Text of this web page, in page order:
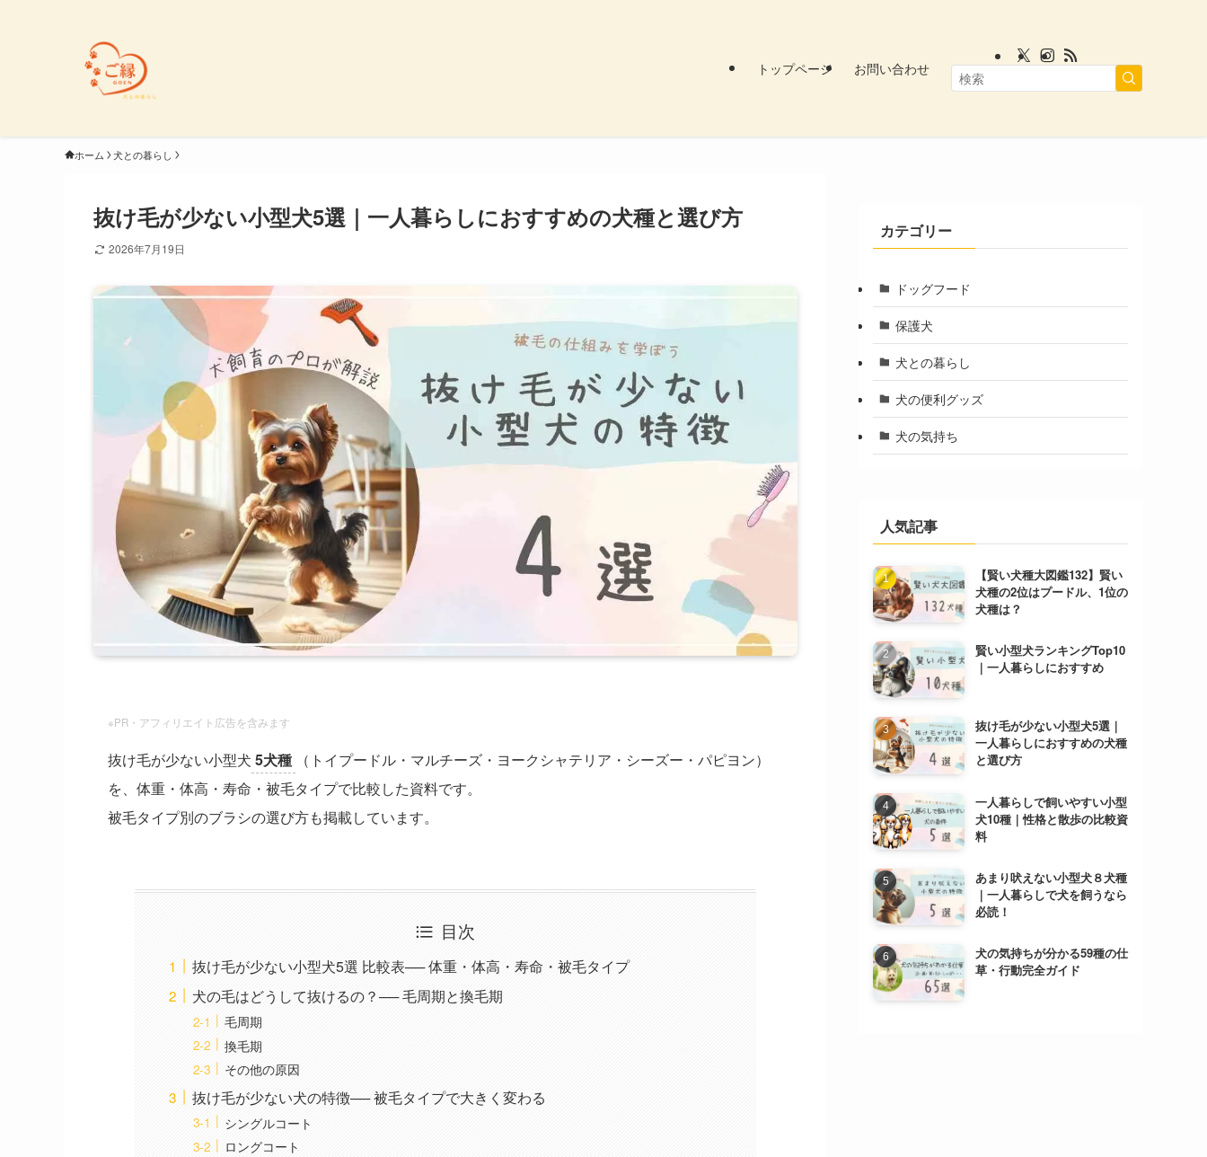
トップページ お問い合わせ
ホーム 犬との暮らし
抜け毛が少ない小型犬5選｜一人暮らしにおすすめの犬種と選び方
2026年7月19日
※PR・アフィリエイト広告を含みます
抜け毛が少ない小型犬 5犬種
（トイプードル・マルチーズ・ヨークシャテリア・シーズー・パピヨン）
を、体重・体高・寿命・被毛タイプで比較した資料です。
被毛タイプ別のブラシの選び方も掲載しています。
目次
抜け毛が少ない小型犬5選 比較表── 体重・体高・寿命・被毛タイプ
犬の毛はどうして抜けるの？── 毛周期と換毛期
毛周期
換毛期
その他の原因
抜け毛が少ない犬の特徴── 被毛タイプで大きく変わる
シングルコート
ロングコート
カテゴリー
ドッグフード
保護犬
犬との暮らし
犬の便利グッズ
犬の気持ち
人気記事
【賢い犬種大図鑑132】賢い
犬種の2位はプードル、1位の
犬種は？
賢い小型犬ランキングTop10
｜一人暮らしにおすすめ
抜け毛が少ない小型犬5選｜
一人暮らしにおすすめの犬種
と選び方
一人暮らしで飼いやすい小型
犬10種｜性格と散歩の比較資
料
あまり吠えない小型犬８犬種
｜一人暮らしで犬を飼うなら
必読！
犬の気持ちが分かる59種の仕
草・行動完全ガイド